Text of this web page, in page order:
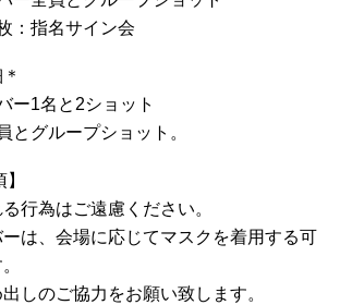
：指名サイン会
ー1名と2ショット
グループショット。
行為はご遠慮ください。
ーは、会場に応じてマスクを着用する可
しのご協力をお願い致します。